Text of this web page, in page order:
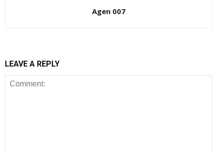
Agen 007
LEAVE A REPLY